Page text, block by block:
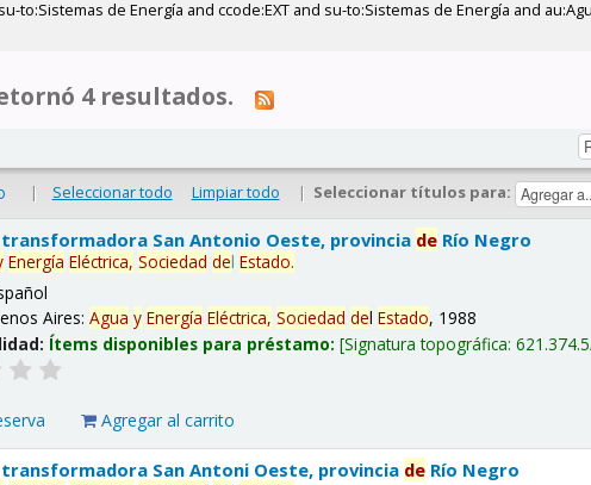
to:Sistemas de Energía and ccode:EXT and su-to:Sistemas de Energía and
4 resultados.
| Seleccionar todo Limpiar todo | Seleccionar títulos para:
San Antonio Oeste, provincia de Río Negro
Energía Eléctrica, Sociedad delEstado.
Aires:Agua y Energía Eléctrica, Sociedad delEstado, 1988
Ítems disponibles para préstamo: Signatura topográfica:
Agregar al carrito
San Antoni Oeste, provincia de Río Negro